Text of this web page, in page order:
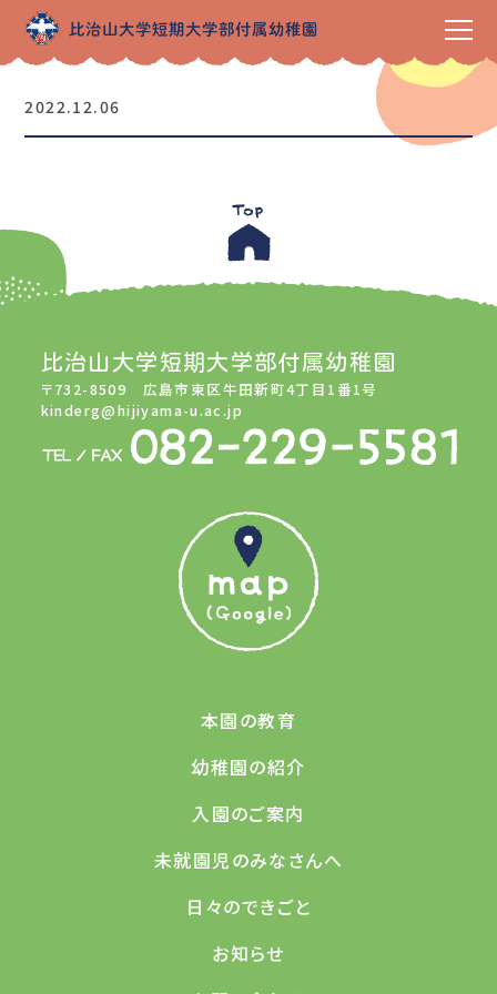
2022.12.06
比治山大学短期大学部付属幼稚園
〒732-8509 広島市東区牛田新町4丁目1番1号
kinderg@hijiyama-u.ac.jp
本園の教育
幼稚園の紹介
入園のご案内
未就園児のみなさんへ
日々のできごと
お知らせ